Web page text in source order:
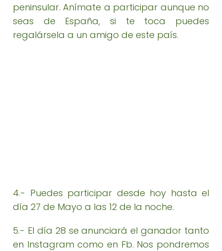
peninsular. Anímate a participar aunque no
seas de España, si te toca puedes
regalársela a un amigo de este país.
4.- Puedes participar desde hoy hasta el
día 27 de Mayo a las 12 de la noche.
5.- El día 28 se anunciará el ganador tanto
en Instagram como en Fb. Nos pondremos